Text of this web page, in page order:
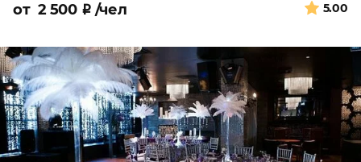
5.00
от 2 500 ₽ /чел